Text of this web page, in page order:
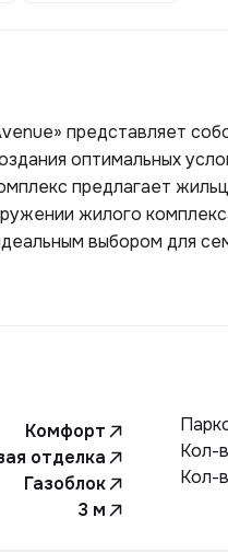
представляет
оптимальных
предлагает
жилого
выбором для
Комфорт
отделка
Газоблок
3 м
Кол-
Кол-